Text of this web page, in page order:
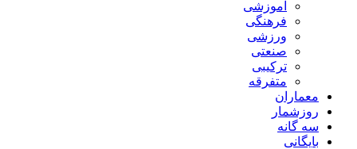
آموزشی
فرهنگی
ورزشی
صنعتی
ترکیبی
متفرقه
معماران
روزشمار
سه گانه
بایگانی